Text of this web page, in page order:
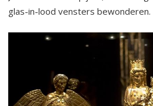
glas-in-lood vensters bewonderen.